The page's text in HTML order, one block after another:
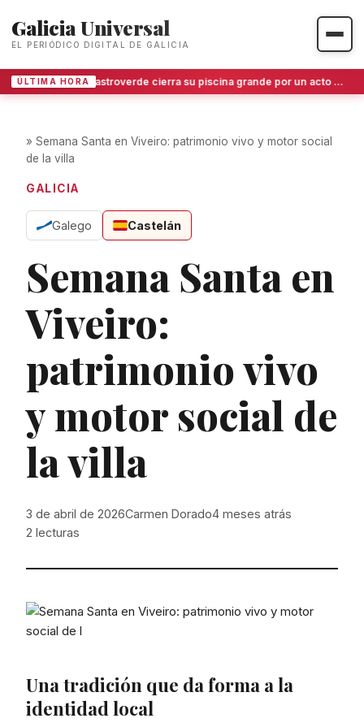
Galicia Universal
EL PERIÓDICO DIGITAL DE GALICIA
ÚLTIMA HORA Castroverde cierra su piscina grande por un acto de vandalismo que obliga a un costoso protocolo sanitario
» Semana Santa en Viveiro: patrimonio vivo y motor social
de la villa
GALICIA
Galego Castelán
Semana Santa en
Viveiro:
patrimonio vivo
y motor social de
la villa
3 de abril de 2026Carmen Dorado4 meses atrás
2 lecturas
Una tradición que da forma a la
identidad local